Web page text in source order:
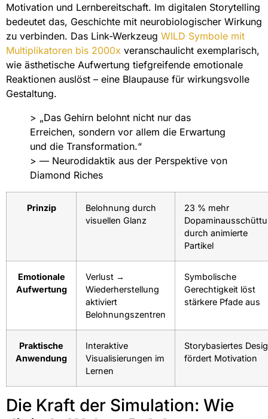
Motivation und Lernbereitschaft. Im digitalen Storytelling
bedeutet das, Geschichte mit neurobiologischer Wirkung
zu verbinden. Das Link-Werkzeug WILD Symbole mit
Multiplikatoren bis 2000x veranschaulicht exemplarisch,
wie ästhetische Aufwertung tiefgreifende emotionale
Reaktionen auslöst – eine Blaupause für wirkungsvolle
Gestaltung.
> „Das Gehirn belohnt nicht nur das
Erreichen, sondern vor allem die Erwartung
und die Transformation.“
> — Neurodidaktik aus der Perspektive von
Diamond Riches
Prinzip
Belohnung durch
visuellen Glanz
23 % mehr
durch animierte
Partikel
Emotionale
Aufwertung
Verlust →
Wiederherstellung
aktiviert
Belohnungszentren
Symbolische
Gerechtigkeit löst
stärkere Pfade aus
Praktische
Anwendung
Interaktive
Visualisierungen im
Lernen
Storybasiertes
fördert Motivation
Die Kraft der Simulation: Wie